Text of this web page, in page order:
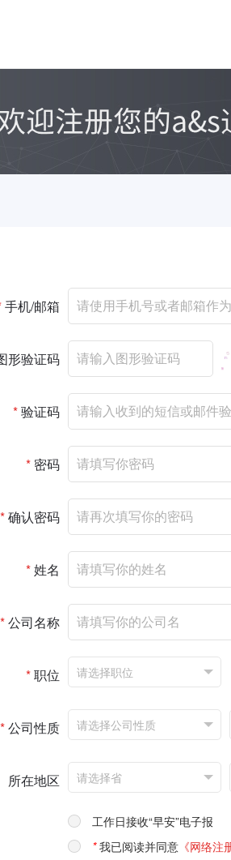
手机/邮箱
形验证码
*验证码
* 密码
*确认密码
*姓名
*公司名称
*职位
*公司性质
所在地区
工作日接收“早安”电子报
*我已阅读并同意 《网络注